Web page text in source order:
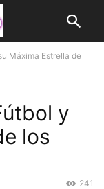
Máxima Estrella de
y
los
241